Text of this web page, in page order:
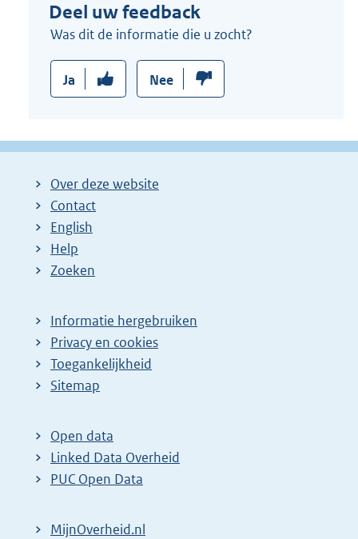
Deel uw feedback
Was dit de informatie die u zocht?
Ja Nee
Over deze website
Contact
English
Help
Zoeken
Informatie hergebruiken
Privacy en cookies
Toegankelijkheid
Sitemap
Open data
Linked Data Overheid
PUC Open Data
MijnOverheid.nl